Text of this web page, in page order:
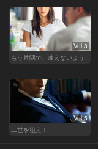
Vol.3
もう片隅で、凍えないよう
Vol.5
二世を狙え！